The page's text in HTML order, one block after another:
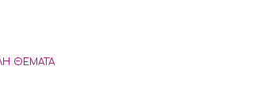
ΘΈΜΑΤΑ